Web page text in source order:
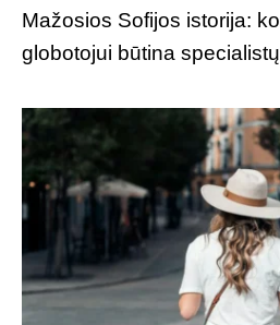
Mažosios Sofijos istorija:
globotojui būtina